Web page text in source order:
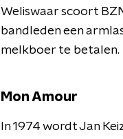
Weliswaar scoort
bandleden een
melkboer te betalen.
Mon Amour
In 1974 wordt Jan